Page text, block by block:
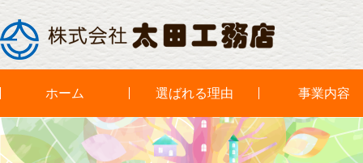
ホーム 選ばれる理由 事業内容